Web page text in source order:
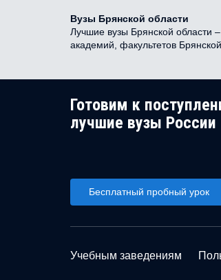
Вузы Брянской области
Лучшие вузы Брянской области
академий, факультетов
Готовим к
лучшие вузы России
Бесплатный пробный урок
Учебным заведениям